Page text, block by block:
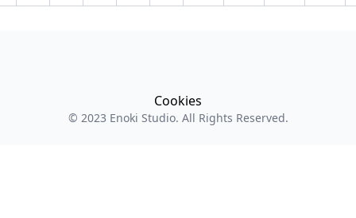
Cookies
© 2023 Enoki Studio. All Rights Reserved.